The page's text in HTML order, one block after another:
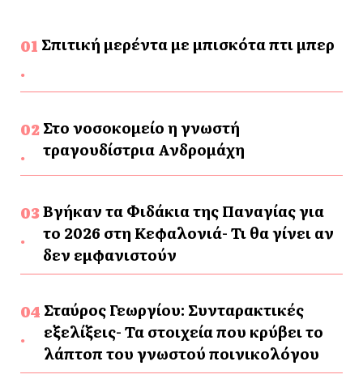
Σπιτική μερέντα με μπισκότα πτι μπερ
Στο νοσοκομείο η γνωστή
τραγουδίστρια Ανδρομάχη
Βγήκαν τα Φιδάκια της Παναγίας για
το 2026 στη Κεφαλονιά- Τι θα γίνει αν
δεν εμφανιστούν
Σταύρος Γεωργίου: Συνταρακτικές
εξελίξεις- Τα στοιχεία που κρύβει το
λάπτοπ του γνωστού ποινικολόγου